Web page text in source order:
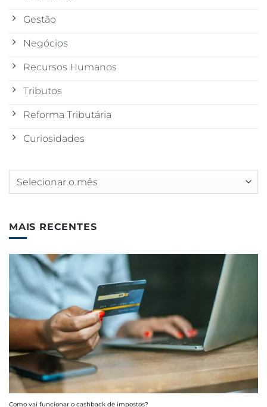
Gestão
Negócios
Recursos Humanos
Tributos
Reforma Tributária
Curiosidades
Arquivos
MAIS RECENTES
Como vai funcionar o cashback de impostos?